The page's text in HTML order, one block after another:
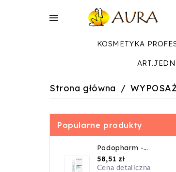

KOSMETYKA
Strona główna
Popularne produkty
Podopharm -
Onygen Krem -
20ml
58,51 złCena
Cena detaliczna